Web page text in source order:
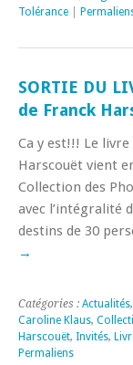
Tolérance
SORTIE DU
de Franck
Ca y est!!! Le livre
Harscouët vient
Collection des
avec l’intégralité
destins de 30
→
Catégories : Actualités,
Caroline Klaus,
Harscouët, Invités,
Permaliens